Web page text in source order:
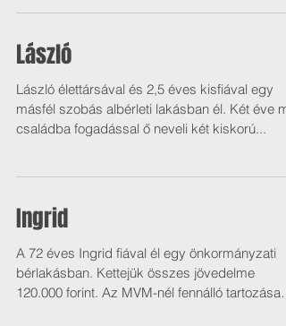
László
László élettársával és 2,5 éves kisfiával egy
másfél szobás albérleti lakásban él. Két éve
családba fogadással ő neveli két kiskorú...
Ingrid
A 72 éves Ingrid fiával él egy önkormányzati
bérlakásban. Kettejük összes jövedelme
120.000 forint. Az MVM-nél fennálló tartozása